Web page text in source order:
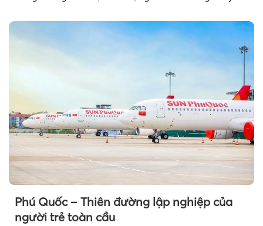
Theo
Phú Quốc – Thiên đường lập nghiệp của
người trẻ toàn cầu